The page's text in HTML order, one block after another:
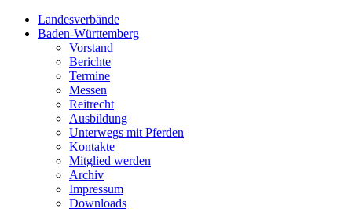
Landesverbände
Baden-Württemberg
Vorstand
Berichte
Termine
Messen
Reitrecht
Ausbildung
Unterwegs mit Pferden
Kontakte
Mitglied werden
Archiv
Impressum
Downloads